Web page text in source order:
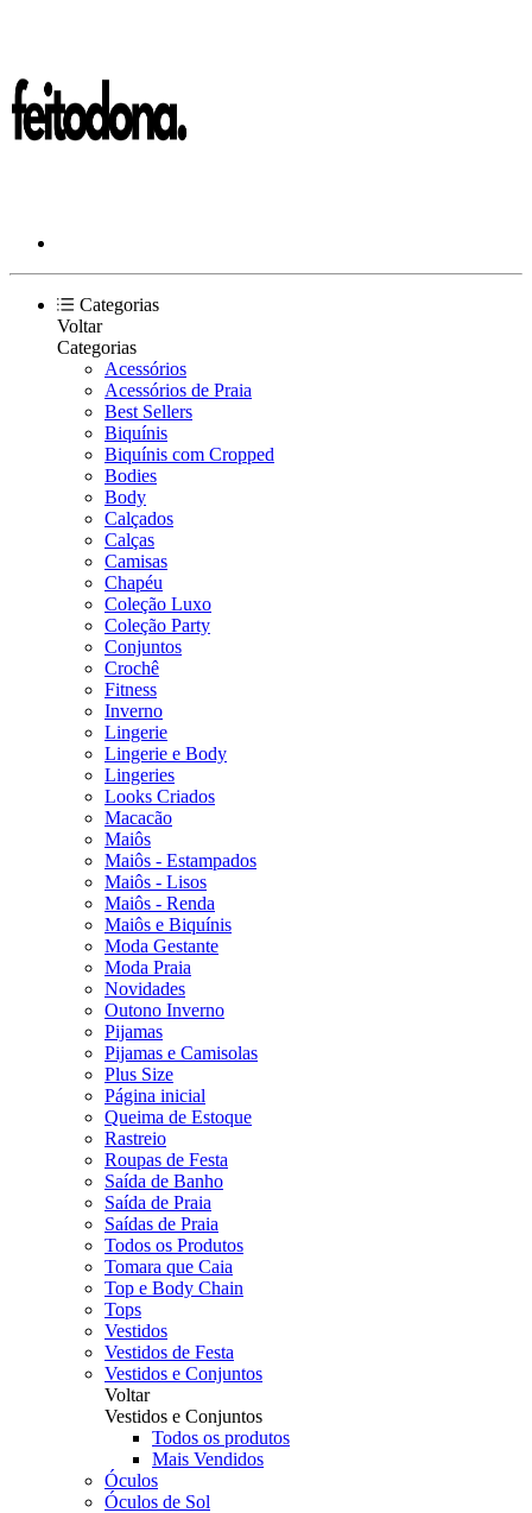
Categorias
Voltar
Categorias
Acessórios
Acessórios de Praia
Best Sellers
Biquínis
Biquínis com Cropped
Bodies
Body
Calçados
Calças
Camisas
Chapéu
Coleção Luxo
Coleção Party
Conjuntos
Crochê
Fitness
Inverno
Lingerie
Lingerie e Body
Lingeries
Looks Criados
Macacão
Maiôs
Maiôs - Estampados
Maiôs - Lisos
Maiôs - Renda
Maiôs e Biquínis
Moda Gestante
Moda Praia
Novidades
Outono Inverno
Pijamas
Pijamas e Camisolas
Plus Size
Página inicial
Queima de Estoque
Rastreio
Roupas de Festa
Saída de Banho
Saída de Praia
Saídas de Praia
Todos os Produtos
Tomara que Caia
Top e Body Chain
Tops
Vestidos
Vestidos de Festa
Vestidos e Conjuntos
Voltar
Vestidos e Conjuntos
Todos os produtos
Mais Vendidos
Óculos
Óculos de Sol